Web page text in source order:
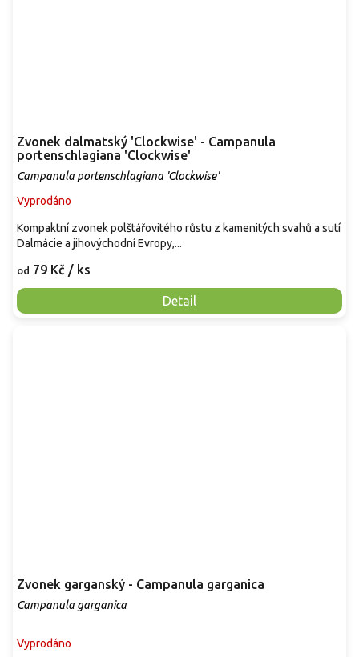
Zvonek dalmatský 'Clockwise' - Campanula
portenschlagiana 'Clockwise'
Campanula portenschlagiana 'Clockwise'
Vyprodáno
od 79 Kč / ks
Detail
Kompaktní zvonek polštářovitého růstu z kamenitých svahů a sutí
Dalmácie a jihovýchodní Evropy,...
Zvonek garganský - Campanula garganica
Campanula garganica
Vyprodáno